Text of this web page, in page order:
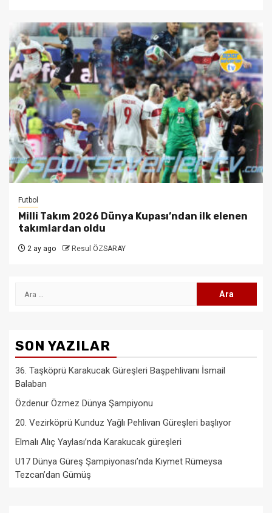
Futbol
Milli Takım 2026 Dünya Kupası’ndan ilk elenen
takımlardan oldu
2 ay ago Resul ÖZSARAY
Arama:
SON YAZILAR
36. Taşköprü Karakucak Güreşleri Başpehlivanı İsmail
Balaban
Özdenur Özmez Dünya Şampiyonu
20. Vezirköprü Kunduz Yağlı Pehlivan Güreşleri başlıyor
Elmalı Alıç Yaylası’nda Karakucak güreşleri
U17 Dünya Güreş Şampiyonası’nda Kıymet Rümeysa
Tezcan’dan Gümüş